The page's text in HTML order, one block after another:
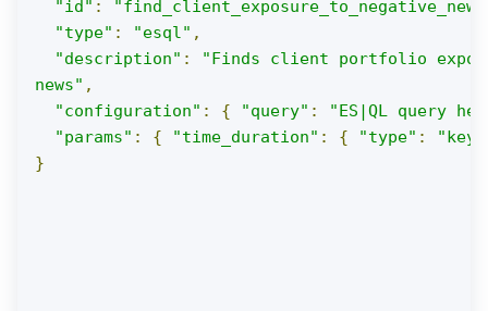
"id" :
"type" : "esql" ,
"description" :
"Finds client portfolio
news" ,
"configuration" : { "query" :
"ES|QL query
"params" : { "time_duration" : { "type" :
}